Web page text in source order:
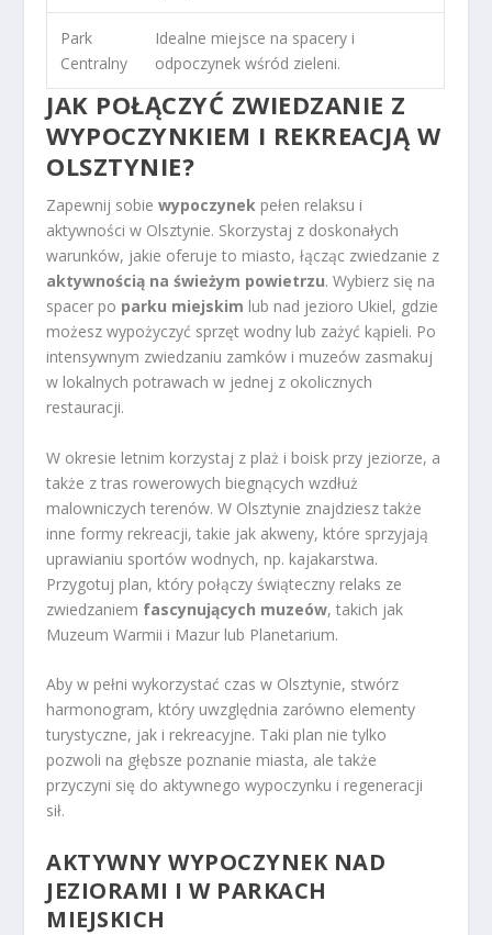
Park
Centralny
Idealne miejsce na spacery i
odpoczynek wśród zieleni.
JAK POŁĄCZYĆ ZWIEDZANIE Z
WYPOCZYNKIEM I REKREACJĄ W
OLSZTYNIE?
Zapewnij sobiewypoczynek pełen relaksu i
aktywności w Olsztynie. Skorzystaj z doskonałych
warunków, jakie oferuje to miasto, łącząc zwiedzanie z
aktywnością na świeżym powietrzu. Wybierz się na
spacer po parku miejskim lub nad jezioro Ukiel, gdzie
możesz wypożyczyć sprzęt wodny lub zażyć kąpieli. Po
intensywnym zwiedzaniu zamków i muzeów zasmakuj
w lokalnych potrawach w jednej z okolicznych
restauracji.
W okresie letnim korzystaj z plaż i boisk przy jeziorze, a
także z tras rowerowych biegnących wzdłuż
malowniczych terenów. W Olsztynie znajdziesz także
inne formy rekreacji, takie jak akweny, które sprzyjają
uprawianiu sportów wodnych, np. kajakarstwa.
Przygotuj plan, który połączy świąteczny relaks ze
zwiedzaniem fascynujących muzeów, takich jak
Muzeum Warmii i Mazur lub Planetarium.
Aby w pełni wykorzystać czas w Olsztynie, stwórz
harmonogram, który uwzględnia zarówno elementy
turystyczne, jak i rekreacyjne. Taki plan nie tylko
pozwoli na głębsze poznanie miasta, ale także
przyczyni się do aktywnego wypoczynku i regeneracji
sił.
AKTYWNY WYPOCZYNEK NAD
JEZIORAMI I W PARKACH
MIEJSKICH